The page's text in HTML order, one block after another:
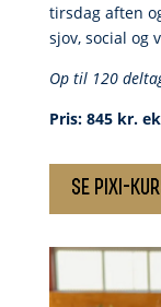
tirsdag aften
sjov, social og
Op til 120
Pris: 845 kr.
se pixi-